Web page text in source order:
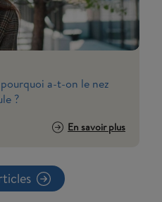
a-t-on le nez
?
En savoir plus